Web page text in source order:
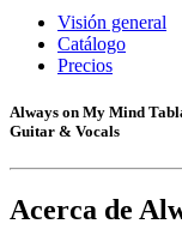
Visión general
Catálogo
Precios
Always on My Mind
Guitar & Vocals
Acerca de